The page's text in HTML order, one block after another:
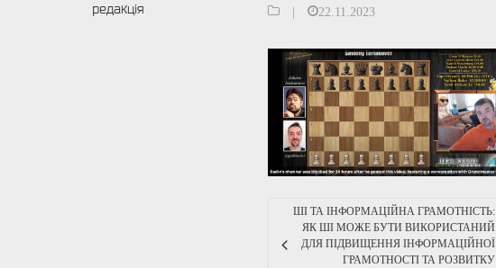
редакція 22.11.2023
ШІ ТА ІНФОРМАЦІЙНА ГРАМОТНІСТЬ:
ЯК ШІ МОЖЕ БУТИ ВИКОРИСТАНИЙ
ДЛЯ ПІДВИЩЕННЯ ІНФОРМАЦІЙНОЇ
ГРАМОТНОСТІ ТА РОЗВИТКУ